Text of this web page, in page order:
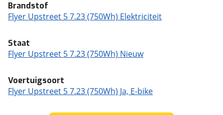
Brandstof
Flyer Upstreet 5 7.23 (750Wh) Elektriciteit
Staat
Flyer Upstreet 5 7.23 (750Wh) Nieuw
Voertuigsoort
Flyer Upstreet 5 7.23 (750Wh) Ja, E-bike